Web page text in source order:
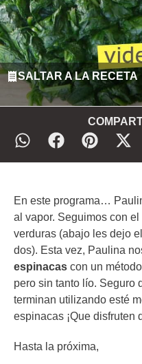
SALTAR A LA RECETA
En este programa…
al vapor. Seguimos con
verduras (abajo les dejo
dos). Esta vez, Paulina
espinacas con un
pero sin tanto lío. Seguro
terminan utilizando esté
espinacas ¡Que disfruten
Hasta la próxima,